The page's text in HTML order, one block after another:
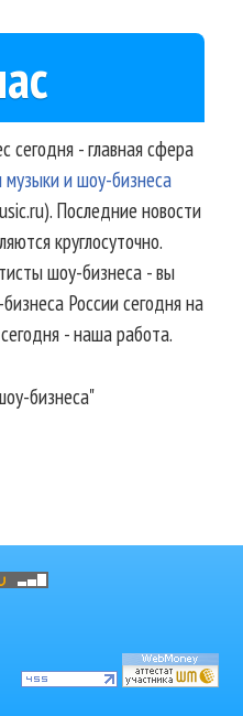
сегодня - главная сфера
музыки и шоу-бизнеса
Последние новости
круглосуточно.
шоу-бизнеса - вы
России сегодня на
- наша работа.
бизнеса"